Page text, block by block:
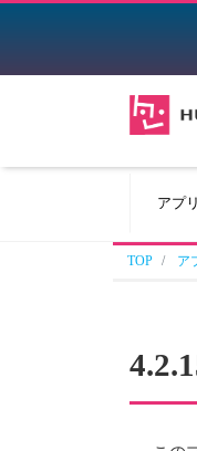
アプ
TOP ア